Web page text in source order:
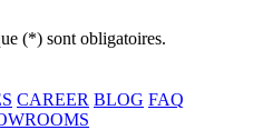
(*) sont obligatoires.
CAREER BLOG FAQ